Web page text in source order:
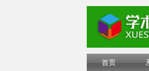
首页